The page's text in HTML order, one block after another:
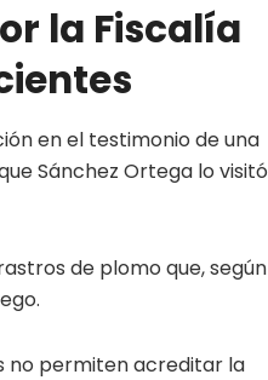
la Fiscalía
en el testimonio de una
Sánchez Ortega lo visitó
de plomo que, según
no permiten acreditar la